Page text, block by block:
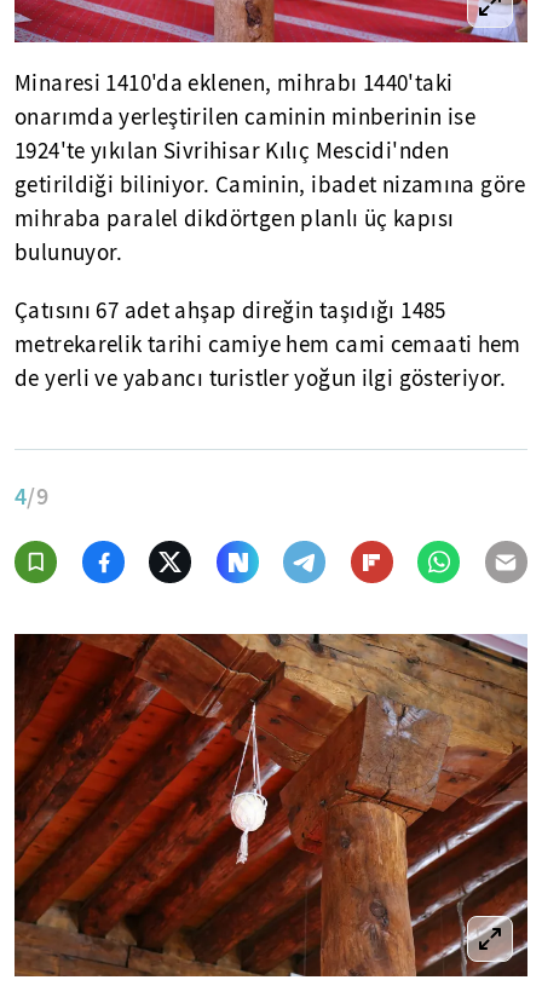
Minaresi 1410'da eklenen, mihrabı 1440'taki
onarımda yerleştirilen caminin minberinin ise
1924'te yıkılan Sivrihisar Kılıç Mescidi'nden
getirildiği biliniyor. Caminin, ibadet nizamına göre
mihraba paralel dikdörtgen planlı üç kapısı
bulunuyor.
Çatısını 67 adet ahşap direğin taşıdığı 1485
metrekarelik tarihi camiye hem cami cemaati hem
de yerli ve yabancı turistler yoğun ilgi gösteriyor.
4/9